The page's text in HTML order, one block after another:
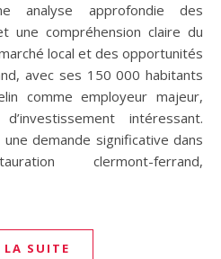
analyse approfondie des
une compréhension claire du
local et des opportunités
avec ses 150 000 habitants
comme employeur majeur,
intéressant.
demande significative dans
clermont-ferrand,
LA SUITE